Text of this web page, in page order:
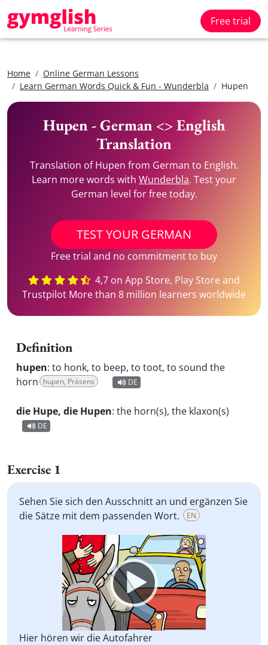
Free trial
Home
Online German Lessons
Learn German Words Quick & Fun - Wunderbla
Hupen
Hupen - German <> English
Translation
Translation of Hupen from German to English.
Learn more words with Wunderbla. Test your
German level for free today.
TEST YOUR GERMAN
Free trial and no commitment to buy
4,7 on App Store, Play Store and
Trustpilot More than 8 million learners worldwide
Definition
hupen: to honk, to beep, to toot, to sound the
horn hupen, Präsens DE
die Hupe, die Hupen: the horn(s), the klaxon(s)
DE
Exercise 1
Sehen Sie sich den Ausschnitt an und ergänzen Sie
die Sätze mit dem passenden Wort.
EN
Video
Player
Hier hören wir die Autofahrer